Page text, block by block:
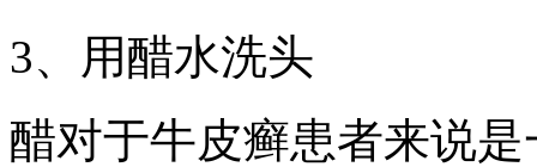
3、用醋水洗头
醋对于牛皮癣患者来说